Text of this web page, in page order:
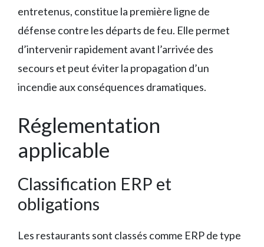
entretenus, constitue la première ligne de
défense contre les départs de feu. Elle permet
d’intervenir rapidement avant l’arrivée des
secours et peut éviter la propagation d’un
incendie aux conséquences dramatiques.
Réglementation
applicable
Classification ERP et
obligations
Les restaurants sont classés comme ERP de type